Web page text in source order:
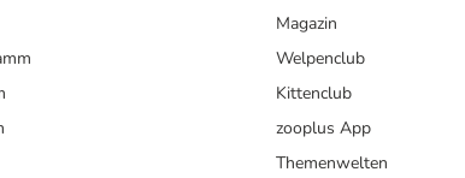
Magazin
Welpenclub
Kittenclub
zooplus App
Themenwelten